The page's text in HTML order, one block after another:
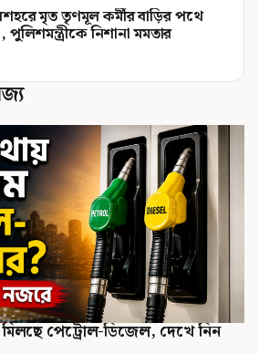
মৃত তৃণমূল কর্মীর বাড়ির পথে
নিশানা মমতার
পেট্রোল-ডিজেল, দেখে নিন